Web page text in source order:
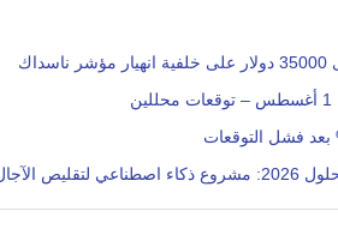
الآجال